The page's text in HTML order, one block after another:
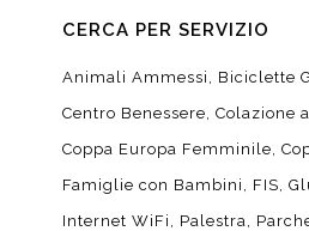
CERCA PER SERVIZIO
Animali Ammessi
Biciclette
Centro Benessere
Colazione
Coppa Europa Femminile
Famiglie con Bambini
FIS
Internet WiFi
Palestra